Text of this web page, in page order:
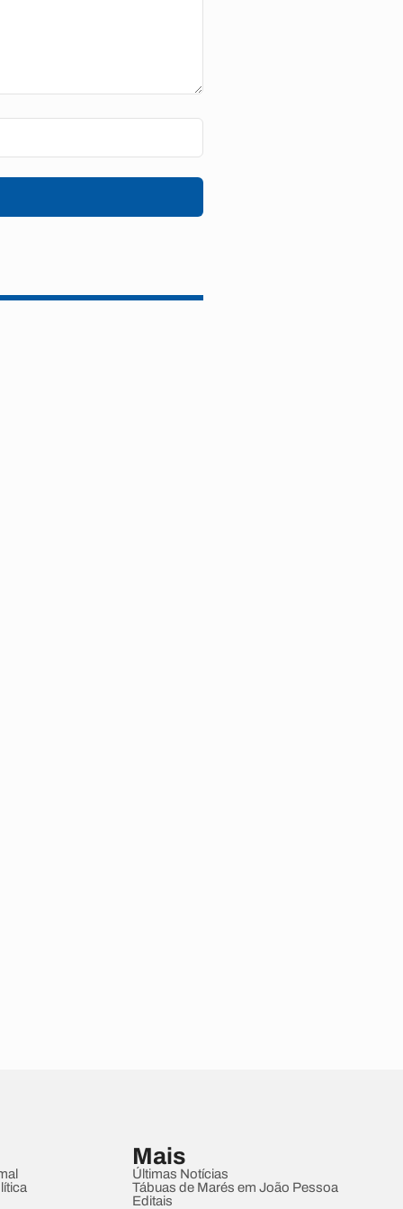
Mais
Últimas Notícias
Tábuas de Marés em João Pessoa
Editais